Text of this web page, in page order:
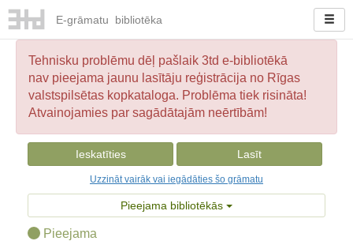
E-grāmatu bibliotēka
Tehnisku problēmu dēļ pašlaik 3td e-bibliotēkā
nav pieejama jaunu lasītāju reģistrācija no Rīgas
valstspilsētas kopkataloga. Problēma tiek risināta!
Atvainojamies par sagādātajām neērtībām!
Ieskatīties Lasīt
Uzzināt vairāk vai iegādāties šo grāmatu
Pieejama bibliotēkās
Pieejama